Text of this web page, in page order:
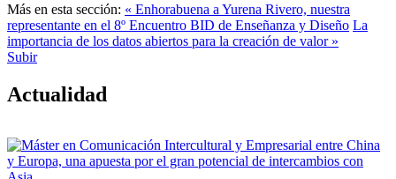
Más en esta sección: « Enhorabuena a Yurena Rivero, nuestra
representante en el 8º Encuentro BID de Enseñanza y Diseño La
importancia de los datos abiertos para la creación de valor »
Subir
Actualidad